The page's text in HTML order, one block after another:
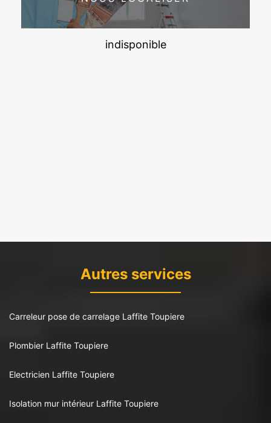
indisponible
Autres services
Carreleur pose de carrelage Laffite Toupiere
Plombier Laffite Toupiere
Electricien Laffite Toupiere
Isolation mur intérieur Laffite Toupiere